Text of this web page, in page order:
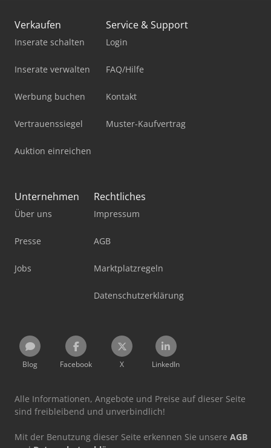
Verkaufen
Inserate schalten
Inserate verwalten
Werbung buchen
Vertrauenssiegel
Auktion einreichen
Service & Support
Login
FAQ/Hilfe
Kontakt
Muster-Kaufvertrag
Unternehmen
Über uns
Presse
Jobs
Rechtliches
Impressum
AGB
Marktplatzregeln
Datenschutzerklärung
Blog Facebook X LinkedIn
Alle Informationen, Angebote und Preise auf dieser Seite
sind freibleibend und unverbindlich!
Mit der Benutzung dieser Seite erkennen Sie unsere AGB